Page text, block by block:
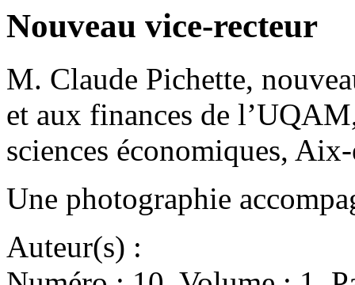
Nouveau vice-recteur
M. Claude Pichette,
et aux finances de
sciences économiques,
Une photographie
Auteur(s) :